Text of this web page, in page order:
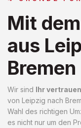
Mit
aus
Bremen
Wir sind Ihr
von Leipzig nach
Wahl des richtigen
es nicht nur um den